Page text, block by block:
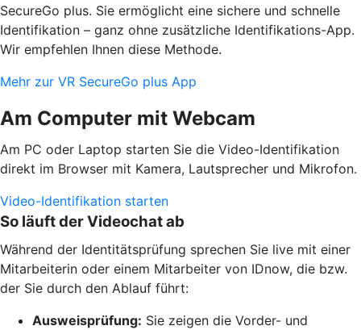
SecureGo plus. Sie ermöglicht eine sichere und schnelle
Identifikation – ganz ohne zusätzliche Identifikations-App.
Wir empfehlen Ihnen diese Methode.
Mehr zur VR SecureGo plus App
Am Computer mit Webcam
Am PC oder Laptop starten Sie die Video-Identifikation
direkt im Browser mit Kamera, Lautsprecher und Mikrofon.
Video-Identifikation starten
So läuft der Videochat ab
Während der Identitätsprüfung sprechen Sie live mit einer
Mitarbeiterin oder einem Mitarbeiter von IDnow, die bzw.
der Sie durch den Ablauf führt:
Ausweisprüfung: Sie zeigen die Vorder- und